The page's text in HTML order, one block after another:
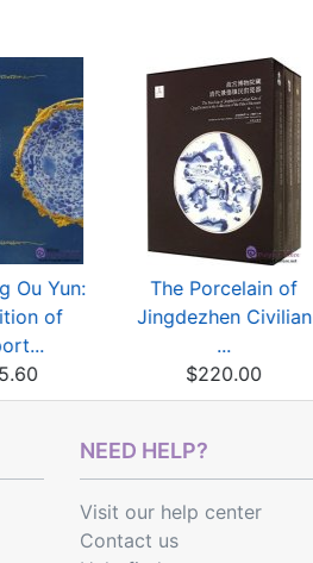
Ou Yun:
of
The Porcelain of
Jingdezhen Civilian
...
$220.00
NEED HELP?
Visit our help center
Contact us